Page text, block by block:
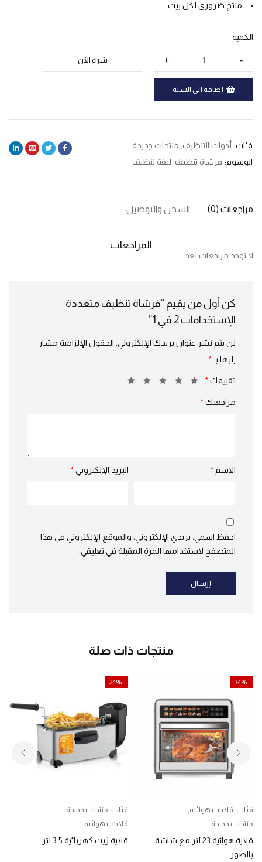
منتج ضروري لكل بيت
الكمية
إضافة إلى السلة
شراء الآن
فئات: أدوات التنظيف منتجات جديدة
الوسوم: فرشاة تنظيف ليفة تنظيف
مراجعات (0) الشحن والتوصيل
المراجعات
لا توجد مراجعات بعد.
كن أول من يقيم “فرشاة تنظيف متعددة
الإستخدامات 2 في 1”
لن يتم نشر عنوان بريدك الإلكتروني. الحقول الإلزامية مشار
إليها بـ *
تقييمك*
مراجعتك*
الاسم * البريد الإلكتروني*
احفظ اسمي، بريدي الإلكتروني، والموقع الإلكتروني في هذا
المتصفح لاستخدامها المرة المقبلة في تعليقي.
منتجات ذات صلة
-34%
فئات: قلايات هوائيه,
منتجات جديدة
قلاية هوائية 23 لتر مع شاشة
بالصور
-24%
فئات: منتجات جديدة,
قلايات هوائيه
قلاية زيت كهربائية 3.5 لتر